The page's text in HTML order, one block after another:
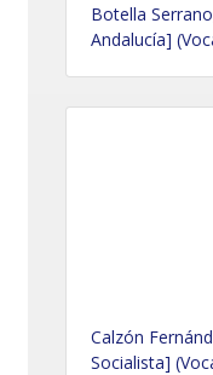
Botella
Andalucía]
Calzón
Socialista]